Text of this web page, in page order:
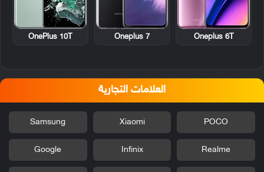
Oneplus 6T
Oneplus 7
OnePlus 10T
العلامات التجارية
POCO
Xiaomi
Samsung
Realme
Infinix
Google